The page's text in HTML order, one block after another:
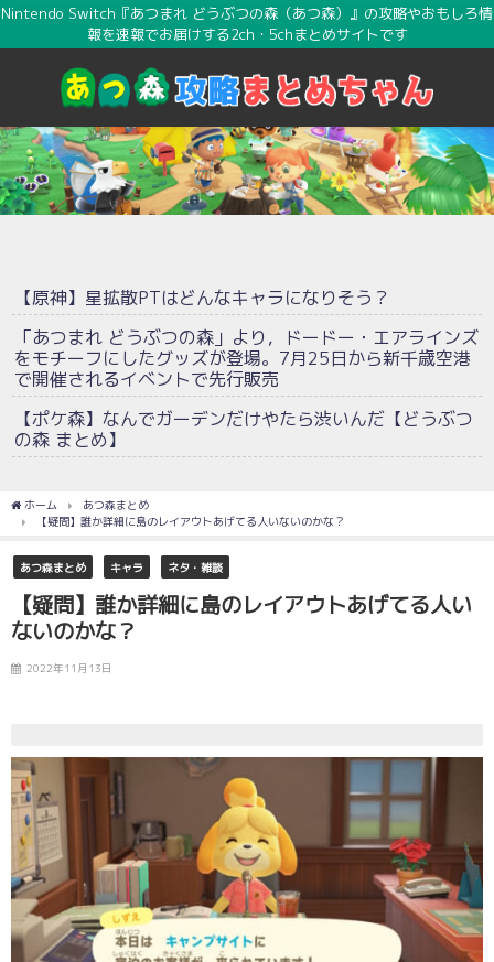
Nintendo Switch『あつまれ どうぶつの森（あつ森）』の攻略やおもしろ情
報を速報でお届けする2ch・5chまとめサイトです
【原神】星拡散PTはどんなキャラになりそう？
「あつまれ どうぶつの森」より，ドードー・エアラインズ
をモチーフにしたグッズが登場。7月25日から新千歳空港
で開催されるイベントで先行販売
【ポケ森】なんでガーデンだけやたら渋いんだ【どうぶつ
の森 まとめ】
ホーム
あつ森まとめ
【疑問】誰か詳細に島のレイアウトあげてる人いないのかな？
あつ森まとめ キャラ ネタ・雑談
【疑問】誰か詳細に島のレイアウトあげてる人い
ないのかな？
2022年11月13日